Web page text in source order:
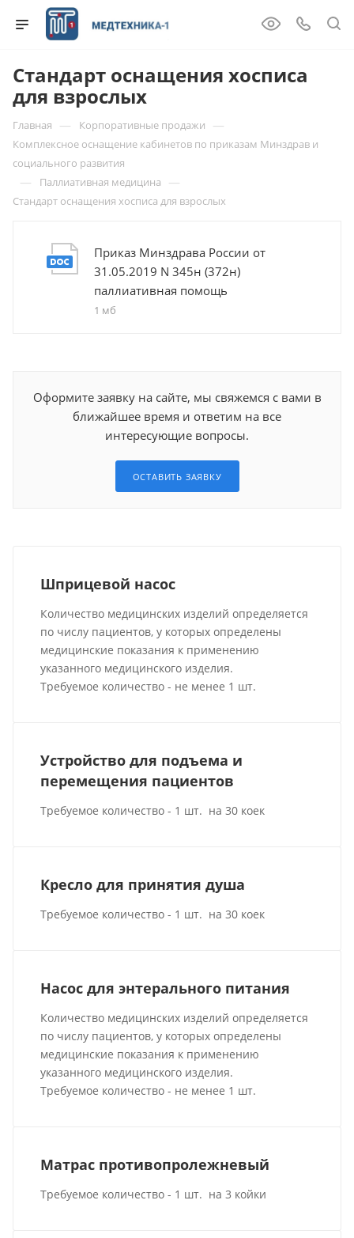
Стандарт оснащения хосписа
для взрослых
Главная — Корпоративные продажи —
Комплексное оснащение кабинетов по приказам Минздрав и
социального развития
— Паллиативная медицина —
Стандарт оснащения хосписа для взрослых
Приказ Минздрава России от
31.05.2019 N 345н (372н)
паллиативная помощь
1 мб
Оформите заявку на сайте, мы свяжемся с вами в
ближайшее время и ответим на все
интересующие вопросы.
ОСТАВИТЬ ЗАЯВКУ
Шприцевой насос
Количество медицинских изделий определяется
по числу пациентов, у которых определены
медицинские показания к применению
указанного медицинского изделия.
Требуемое количество - не менее 1 шт.
Устройство для подъема и
перемещения пациентов
Требуемое количество - 1 шт. на 30 коек
Кресло для принятия душа
Требуемое количество - 1 шт. на 30 коек
Насос для энтерального питания
Количество медицинских изделий определяется
по числу пациентов, у которых определены
медицинские показания к применению
указанного медицинского изделия.
Требуемое количество - не менее 1 шт.
Матрас противопролежневый
Требуемое количество - 1 шт. на 3 койки